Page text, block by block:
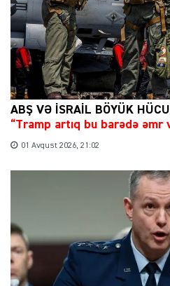
ABŞ VƏ İSRAİL BÖYÜK
“Tramp artıq bu barədə əmr
01 Avqust 2026, 21:02